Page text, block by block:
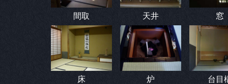
間取 天井 窓
床 炉 台目